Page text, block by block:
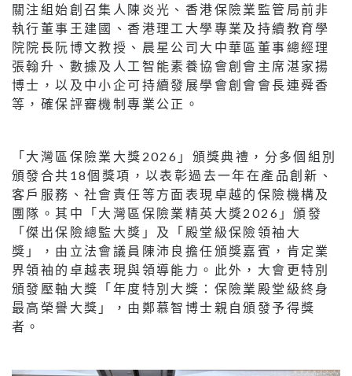
關注組始創召集人陳炎光、香港保險業監管局前非
執行董事王建國、香港理工大學專業及持續教育學
院院長阮博文教授、晨星公司大中華區董事總經理
張翰升、數據及人工智能素養協會創會主席湛家揚
博士，以及中小企可持續發展學會創會會長連舜香
等，確保評審機制專業公正。
「大灣區保險業大獎2026」頒獎典禮，分多個組別
頒發合共18個獎項，以表彰過去一年在產品創新、
客戶服務、社會責任等方面表現卓越的保險機構及
團隊。其中「大灣區保險業精英大獎2026」頒發
「傑出保險總監大獎」及「殿堂級保險領袖大
獎」，由立法會議員陳沛良擔任頒獎嘉賓，肯定業
界領袖的卓越表現與領導能力。此外，大會更特別
頒發壓軸大獎「年度特別大獎：保險業殿堂級終身
最高榮譽大獎」，由鄭慕智博士親自頒發予得獎
者。